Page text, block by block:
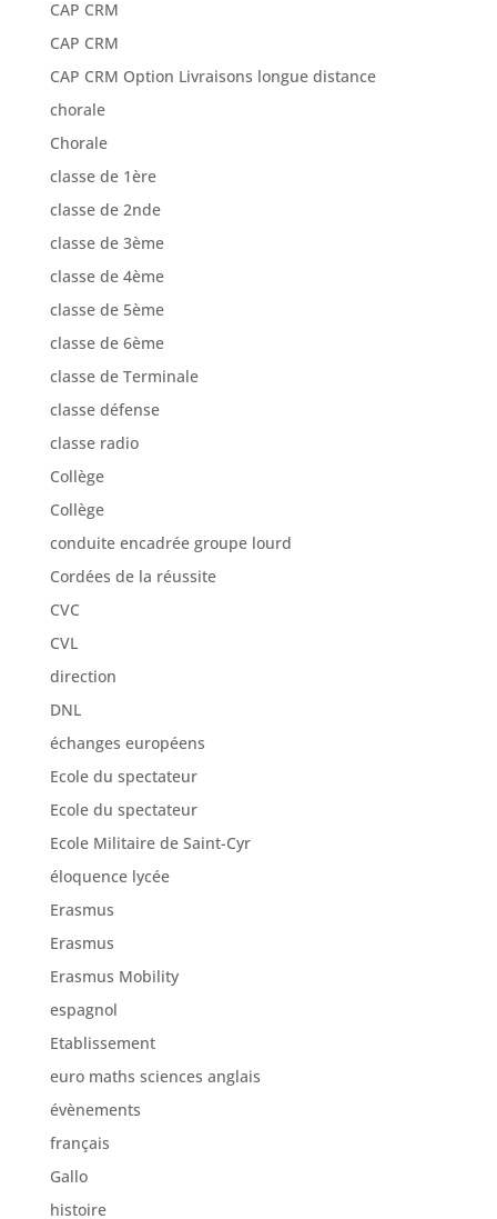
CAP CRM
CAP CRM
CAP CRM Option Livraisons longue distance
chorale
Chorale
classe de 1ère
classe de 2nde
classe de 3ème
classe de 4ème
classe de 5ème
classe de 6ème
classe de Terminale
classe défense
classe radio
Collège
Collège
conduite encadrée groupe lourd
Cordées de la réussite
CVC
CVL
direction
DNL
échanges européens
Ecole du spectateur
Ecole du spectateur
Ecole Militaire de Saint-Cyr
éloquence lycée
Erasmus
Erasmus
Erasmus Mobility
espagnol
Etablissement
euro maths sciences anglais
évènements
français
Gallo
histoire